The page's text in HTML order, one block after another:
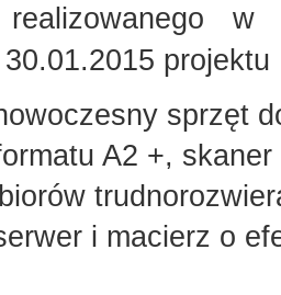
w
projektu
sprzęt
A2 +,
i macierz o